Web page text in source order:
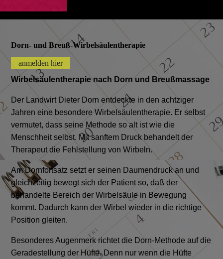
Dorn- und Breuß-Wirbelsäulentherapie
anmelden hier
Wirbelsäulentherapie nach Dorn und Breußmassage
Der Landwirt Dieter Dorn entdeckte in den achtziger
Jahren eine besondere Wirbelsäulentherapie. Er selbst
vermutet, dass seine Methode so alt ist wie die
Menschheit selbst. Mit sanftem Druck behandelt der
Therapeut die Fehlstellung von Wirbeln.
Am Dornfortsatz setzt er seinen Daumendruck an und
gleichzeitig bewegt sich der Patient so, daß der
behandelte Bereich der Wirbelsäule in Bewegung
kommt. Dadurch kann der Wirbel wieder in die richtige
Position gleiten.
Besonderes Augenmerk richtet die Dorn-Methode auf die
Geradestellung der Hüfte. Denn nur wenn die Hüfte